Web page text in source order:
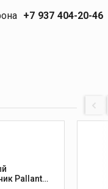
+7 937 404-20-46
Pallant